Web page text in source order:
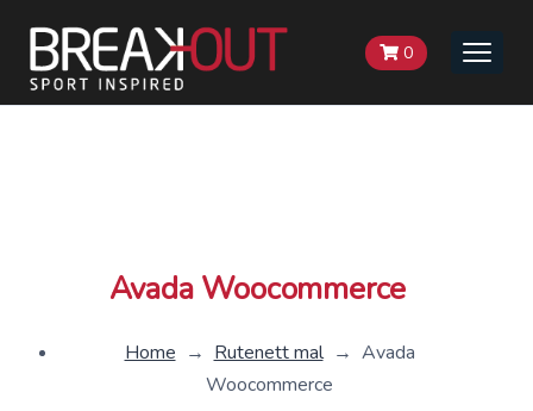
Toggle
0
Avada Woocommerce
Home → Rutenett mal→ Avada
Woocommerce